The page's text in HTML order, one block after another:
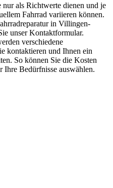
nur als Richtwerte dienen und je
Fahrrad variieren können.
in Villingen-
unser Kontaktformular.
verschiedene
kontaktieren und Ihnen ein
So können Sie die Kosten
Ihre Bedürfnisse auswählen.